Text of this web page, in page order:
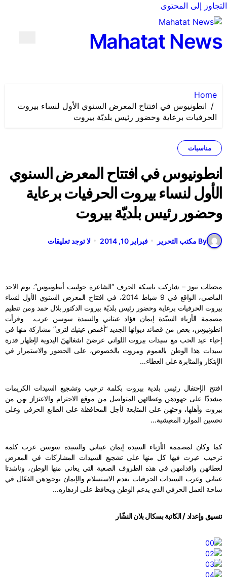
التجاوز إلى المحتوى
Mahatat News
Home
انطونيوس في افتتاح المعرض السنوي الأول لنساء بيروت
الحرفيات برعاية وحضور رئيس بلديّة بيروت
مناسبات
انطونيوس في افتتاح المعرض السنوي
الأول لنساء بيروت الحرفيات برعاية
وحضور رئيس بلديّة بيروت
By مكتب التحرير فبراير 10, 2014 لا توجد تعليقات
محطات نيوز – شاركت ناسكة الحرف “الشاعرة جولييت أنطونيوس”. يوم الاحد
الماضي، الواقع في 9 شباط 2014، في افتتاح المعرض السنوي الأول لنساء
بيروت الحرفيات برعاية وحضور رئيس بلديّة بيروت الدكتور بلال حمد ومن تنظيم
مصممة الأزياء السيّدة إيمان فؤاد عيتاني والسيدة سوسن عرب. وقرأت
انطونيوس، بعض من قصائد ديوانها الجديد “أغمض عينيك لترى” مشاركة منها في
إحياء عيد الحب مع سيدات بيروت اللواتي عرضنَ اشغالهنّ اليدوية لإظهار قدرة
سيدات هذا الوطن بالعموم وبيروت بالخصوص، على الحضور والاستمرار في
الإبتكار والمثابرة على العطاء…
افتتح الإحتفال رئيس بلدية بيروت بكلمة ترحيب وتشجيع السيدات الكريمات
مشددّا على جهودهن وعطائهن المتواصل من موقع الاحترام والاعتزاز بهن من
بيروت وأهلها، وحثهن على المتابعة لأجل المحافظة على الطابع الحرفي وعلى
تحسين الموارد المعيشية…
كما وكان لمصممة الأزياء السيدة إيمان عيتاني والسيدة سوسن عرب كلمة
ترحيب عبرت فيها كل منها على تشجيع السيدات المشاركات في المعرض
لعطائهن واقدامهن في هذه الظروف الصعبة التي يعاني منها الوطن، وناشدتا
عيتاني وعرب السيدات الحرفيات بعدم الاستسلام والإيمان بوجودهن الفعّال في
ساحة العمل الحرفي الذي يدعم الوطن ويحافظ على ازدهاره…
تنسيق وإعداد /الكاتبةبسكال بلان النشّار